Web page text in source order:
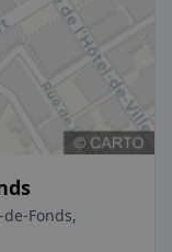
Fonds,